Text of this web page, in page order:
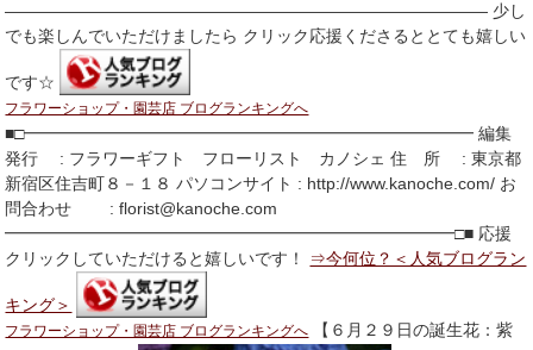
――――――――――――――――――――――――――――― 少し
でも楽しんでいただけましたら クリック応援くださるととても嬉しい
です☆
フラワーショップ・園芸店 ブログランキングへ
■□━━━━━━━━━━━━━━━━━━━━━━━━━━━ 編集
発行 : フラワーギフト フローリスト カノシェ 住 所 : 東京都
新宿区住吉町８－１８ パソコンサイト : http://www.kanoche.com/ お
問合わせ : florist@kanoche.com
━━━━━━━━━━━━━━━━━━━━━━━━━━━□■ 応援
クリックしていただけると嬉しいです！ ⇒今何位？＜人気ブログラン
キング＞
フラワーショップ・園芸店 ブログランキングへ 【６月２９日の誕生花：紫